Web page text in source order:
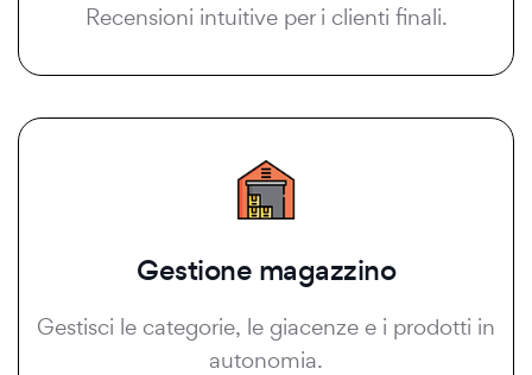
Recensioni intuitive per i clienti finali.
Gestione magazzino
Gestisci le categorie, le giacenze e i prodotti in
autonomia.